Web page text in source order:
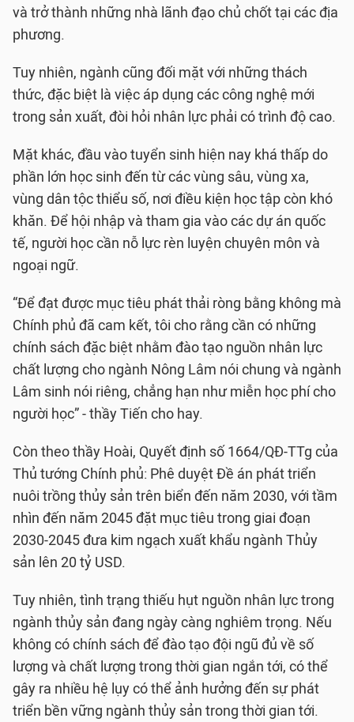
và trở thành những nhà lãnh đạo chủ chốt tại các địa
phương.
Tuy nhiên, ngành cũng đối mặt với những thách
thức, đặc biệt là việc áp dụng các công nghệ mới
trong sản xuất, đòi hỏi nhân lực phải có trình độ cao.
Mặt khác, đầu vào tuyển sinh hiện nay khá thấp do
phần lớn học sinh đến từ các vùng sâu, vùng xa,
vùng dân tộc thiểu số, nơi điều kiện học tập còn khó
khăn. Để hội nhập và tham gia vào các dự án quốc
tế, người học cần nỗ lực rèn luyện chuyên môn và
ngoại ngữ.
“Để đạt được mục tiêu phát thải ròng bằng không mà
Chính phủ đã cam kết, tôi cho rằng cần có những
chính sách đặc biệt nhằm đào tạo nguồn nhân lực
chất lượng cho ngành Nông Lâm nói chung và ngành
Lâm sinh nói riêng, chẳng hạn như miễn học phí cho
người học” - thầy Tiến cho hay.
Còn theo thầy Hoài, Quyết định số 1664/QĐ-TTg của
Thủ tướng Chính phủ: Phê duyệt Đề án phát triển
nuôi trồng thủy sản trên biển đến năm 2030, với tầm
nhìn đến năm 2045 đặt mục tiêu trong giai đoạn
2030-2045 đưa kim ngạch xuất khẩu ngành Thủy
sản lên 20 tỷ USD.
Tuy nhiên, tình trạng thiếu hụt nguồn nhân lực trong
ngành thủy sản đang ngày càng nghiêm trọng. Nếu
không có chính sách để đào tạo đội ngũ đủ về số
lượng và chất lượng trong thời gian ngắn tới, có thể
gây ra nhiều hệ lụy có thể ảnh hưởng đến sự phát
triển bền vững ngành thủy sản trong thời gian tới.